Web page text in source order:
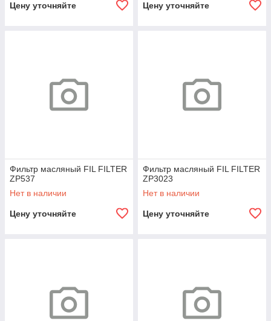
Цену уточняйте Цену уточняйте
Фильтр масляный FIL FILTER
ZP537
Нет в наличии
Цену уточняйте
Фильтр масляный FIL FILTER
ZP3023
Нет в наличии
Цену уточняйте